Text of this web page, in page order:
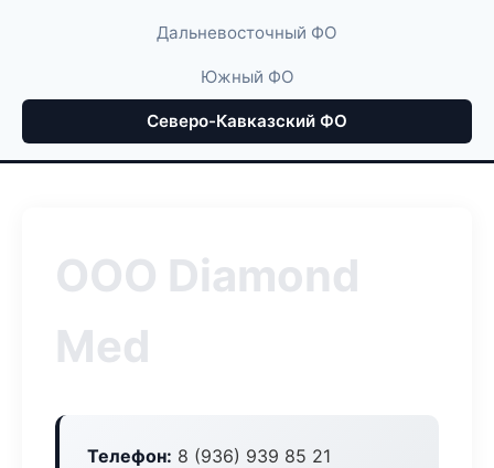
Дальневосточный ФО
Южный ФО
Северо-Кавказский ФО
ООО Diamond
Med
Телефон: 8 (936) 939 85 21